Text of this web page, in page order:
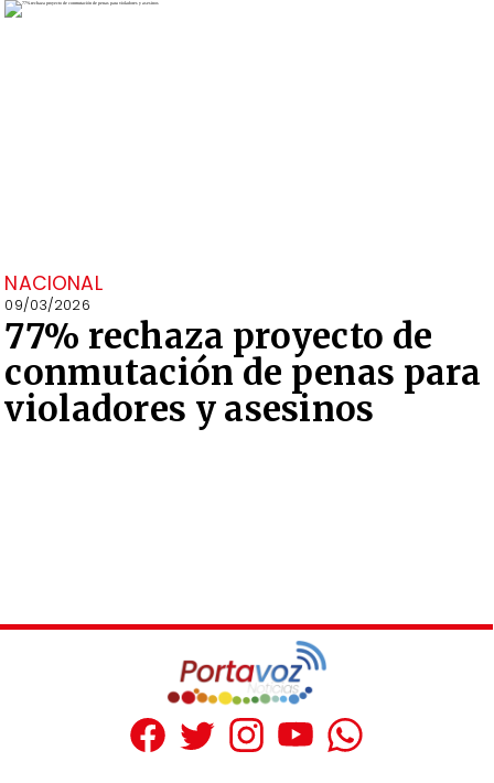
NACIONAL
09/03/2026
77% rechaza proyecto de
conmutación de penas para
violadores y asesinos